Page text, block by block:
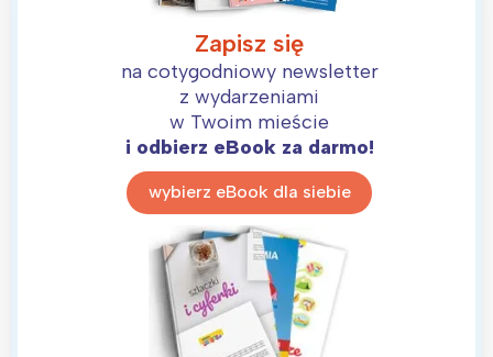
Zapisz się
na cotygodniowy newsletter
z wydarzeniami
w Twoim mieście
i odbierz eBook za darmo!
wybierz eBook dla siebie